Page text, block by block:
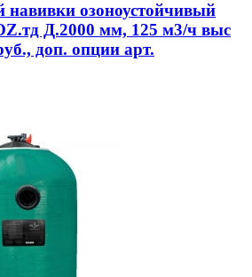
озоноустойчивый
Д.2000 мм, 125 м3/ч выс
доп. опции арт.